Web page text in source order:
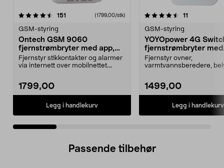
151 anmeldelser(1799,00/stk)
GSM-styring
Ontech GSM 9060
fjernstrømbryter med app,
4G
Fjernstyr stikkontakter og alarmer
via internett over mobilnettet.
1799,00
Legg i handlekurv
4.5 av 5 stjerner 11
GSM-styring
YOYOpower 4G
fjernstrømbryter med
temperaturalarm
Fjernstyr ovner,
varmtvannsberedere,
1499,00
Legg i handlekurv
4.5 av 5 stjerner
Passende tilbehør